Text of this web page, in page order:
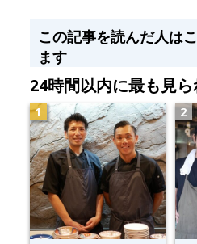
この記事を読んだ人は
ます
24時間以内に最も見